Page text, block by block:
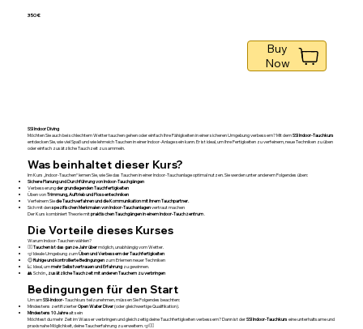
350 €
Buy
Now
SSI Indoor Diving
Möchten Sie auch bei schlechtem Wetter tauchen gehen oder einfach Ihre Fähigkeiten in einer sicheren Umgebung verbessern? Mit demSSI Indoor-Tauchkurs
entdecken Sie, wie viel Spaß und wie lehrreich Tauchen in einer Indoor-Anlage sein kann. Er ist ideal, um Ihre Fertigkeiten zu verfeinern, neue Techniken zu üben
oder einfach zusätzliche Tauchzeit zu sammeln.
Was beinhaltet dieser Kurs?
Im Kurs „Indoor-Tauchen“ lernen Sie, wie Sie das Tauchen in einer Indoor-Tauchanlage optimal nutzen. Sie werden unter anderem Folgendes üben:
Sichere Planung und Durchführung von Indoor-Tauchgängen
Verbesserungder grundlegenden Tauchfertigkeiten
Üben vonTrimmung, Auftrieb und Flossentechniken
Verfeinern Siedie Tauchverfahren und die Kommunikation mit Ihrem Tauchpartner.
Sich mit denspezifischen Merkmalen von Indoor-Tauchanlagenvertraut machen
Der Kurs kombiniert Theorie mitpraktischen Tauchgängen in einem Indoor-Tauchzentrum
Die Vorteile dieses Kurses
Warum Indoor-Tauchen wählen?
🏊‍♂️Tauchen ist das ganze Jahr übermöglich, unabhängig vom Wetter.
🤿 Ideale Umgebung zumÜben und Verbessern der Tauchfertigkeiten
😌Ruhige und kontrollierte Bedingungen zum Erlernen neuer Techniken
📈 Ideal, ummehr Selbstvertrauen und Erfahrung zu gewinnen.
👥 Schön , zusätzliche Tauchzeit mit anderen Tauchern zu verbringen
Bedingungen für den Start
Um amSSI-Indoor-Tauchkurs teilzunehmen, müssen Sie Folgendes beachten:
Mindestens zertifizierterOpen Water Diver(oder gleichwertige Qualifikation).
Mindestens 10 Jahrealt sein
Möchtest du mehr Zeit im Wasser verbringen und gleichzeitig deine Tauchfertigkeiten verbessern? Dann ist derSSI Indoor-Tauchkurs eine unterhaltsame und
praxisnahe Möglichkeit, deine Taucherfahrung zu erweitern. 🤿🏊‍♂️